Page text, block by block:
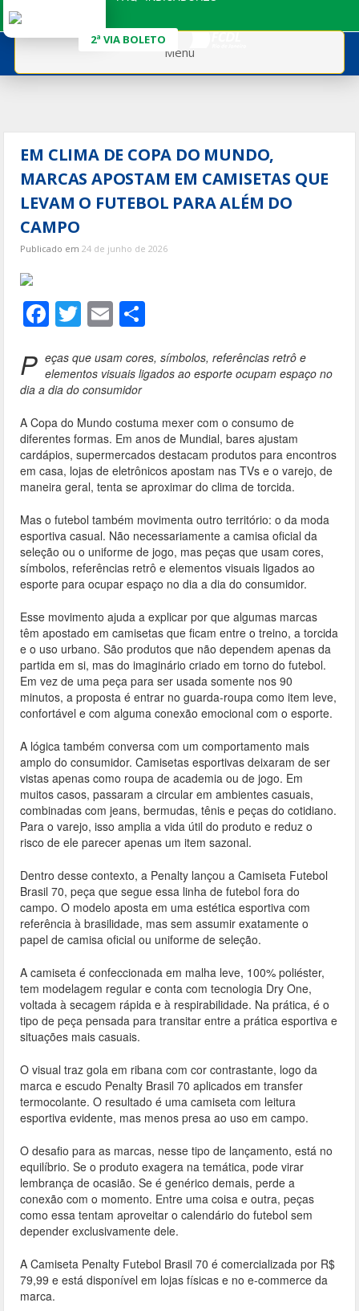
para
2ª VIA BOLETO
Menu
EM CLIMA DE COPA DO MUNDO,
MARCAS APOSTAM EM CAMISETAS QUE
LEVAM O FUTEBOL PARA ALÉM DO
CAMPO
Publicado em24 de junho de 2026
F
ac
e
b
o
o
k
T
w
itt
er
E
m
ai
l
ar
e
P eças que usam cores, símbolos, referências retrô e
elementos visuais ligados ao esporte ocupam espaço no
dia a dia do consumidor
A Copa do Mundo costuma mexer com o consumo de
diferentes formas. Em anos de Mundial, bares ajustam
cardápios, supermercados destacam produtos para encontros
em casa, lojas de eletrônicos apostam nas TVs e o varejo, de
maneira geral, tenta se aproximar do clima de torcida.
Mas o futebol também movimenta outro território: o da moda
esportiva casual. Não necessariamente a camisa oficial da
seleção ou o uniforme de jogo, mas peças que usam cores,
símbolos, referências retrô e elementos visuais ligados ao
esporte para ocupar espaço no dia a dia do consumidor.
Esse movimento ajuda a explicar por que algumas marcas
têm apostado em camisetas que ficam entre o treino, a torcida
e o uso urbano. São produtos que não dependem apenas da
partida em si, mas do imaginário criado em torno do futebol.
Em vez de uma peça para ser usada somente nos 90
minutos, a proposta é entrar no guarda-roupa como item leve,
confortável e com alguma conexão emocional com o esporte.
A lógica também conversa com um comportamento mais
amplo do consumidor. Camisetas esportivas deixaram de ser
vistas apenas como roupa de academia ou de jogo. Em
muitos casos, passaram a circular em ambientes casuais,
combinadas com jeans, bermudas, tênis e peças do cotidiano.
Para o varejo, isso amplia a vida útil do produto e reduz o
risco de ele parecer apenas um item sazonal.
Dentro desse contexto, a Penalty lançou a Camiseta Futebol
Brasil 70, peça que segue essa linha de futebol fora do
campo. O modelo aposta em uma estética esportiva com
referência à brasilidade, mas sem assumir exatamente o
papel de camisa oficial ou uniforme de seleção.
A camiseta é confeccionada em malha leve, 100% poliéster,
tem modelagem regular e conta com tecnologia Dry One,
voltada à secagem rápida e à respirabilidade. Na prática, é o
tipo de peça pensada para transitar entre a prática esportiva e
situações mais casuais.
O visual traz gola em ribana com cor contrastante, logo da
marca e escudo Penalty Brasil 70 aplicados em transfer
termocolante. O resultado é uma camiseta com leitura
esportiva evidente, mas menos presa ao uso em campo.
O desafio para as marcas, nesse tipo de lançamento, está no
equilíbrio. Se o produto exagera na temática, pode virar
lembrança de ocasião. Se é genérico demais, perde a
conexão com o momento. Entre uma coisa e outra, peças
como essa tentam aproveitar o calendário do futebol sem
depender exclusivamente dele.
A Camiseta Penalty Futebol Brasil 70 é comercializada por R$
79,99 e está disponível em lojas físicas e no e-commerce da
marca.